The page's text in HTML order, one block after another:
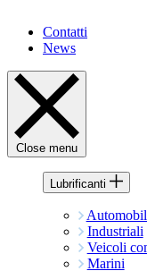
Contatti
News
Close menu
Lubrificanti
Industriali
Veicoli
Marini